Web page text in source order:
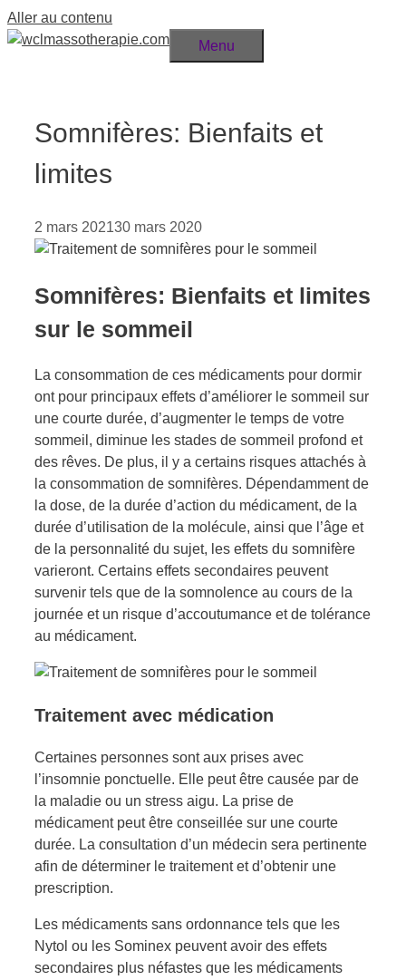
Aller au contenu
Menu
Somnifères: Bienfaits et
limites
2 mars 202130 mars 2020
Somnifères: Bienfaits et limites
sur le sommeil
La consommation de ces médicaments pour dormir
ont pour principaux effets d’améliorer le sommeil sur
une courte durée, d’augmenter le temps de votre
sommeil, diminue les stades de sommeil profond et
des rêves. De plus, il y a certains risques attachés à
la consommation de somnifères. Dépendamment de
la dose, de la durée d’action du médicament, de la
durée d’utilisation de la molécule, ainsi que l’âge et
de la personnalité du sujet, les effets du somnifère
varieront. Certains effets secondaires peuvent
survenir tels que de la somnolence au cours de la
journée et un risque d’accoutumance et de tolérance
au médicament.
Traitement avec médication
Certaines personnes sont aux prises avec
l’insomnie ponctuelle. Elle peut être causée par de
la maladie ou un stress aigu. La prise de
médicament peut être conseillée sur une courte
durée. La consultation d’un médecin sera pertinente
afin de déterminer le traitement et d’obtenir une
prescription.
Les médicaments sans ordonnance tels que les
Nytol ou les Sominex peuvent avoir des effets
secondaires plus néfastes que les médicaments